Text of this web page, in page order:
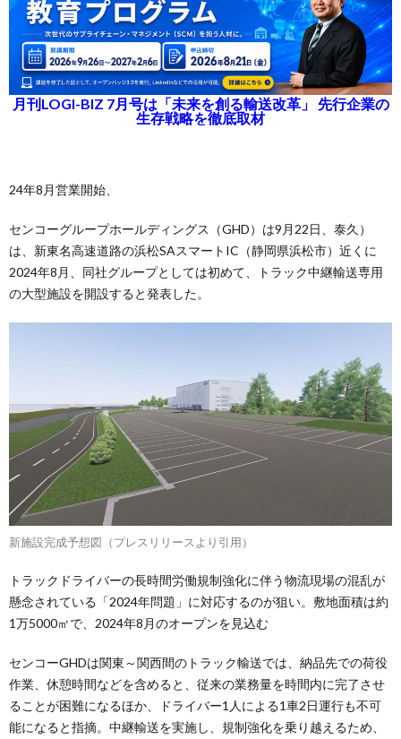
月刊LOGI-BIZ 7月号は「未来を創る輸送改革」 先行企業の
生存戦略を徹底取材
24年8月営業開始、
センコーグループホールディングス（GHD）は9月22日、泰久）
は、新東名高速道路の浜松SAスマートIC（静岡県浜松市）近くに
2024年8月、同社グループとしては初めて、トラック中継輸送専用
の大型施設を開設すると発表した。
新施設完成予想図（プレスリリースより引用）
トラックドライバーの長時間労働規制強化に伴う物流現場の混乱が
懸念されている「2024年問題」に対応するのが狙い。敷地面積は約
1万5000㎡で、2024年8月のオープンを見込む
センコーGHDは関東～関西間のトラック輸送では、納品先での荷役
作業、休憩時間などを含めると、従来の業務量を時間内に完了させ
ることが困難になるほか、ドライバー1人による1車2日運行も不可
能になると指摘。中継輸送を実施し、規制強化を乗り越えるため、